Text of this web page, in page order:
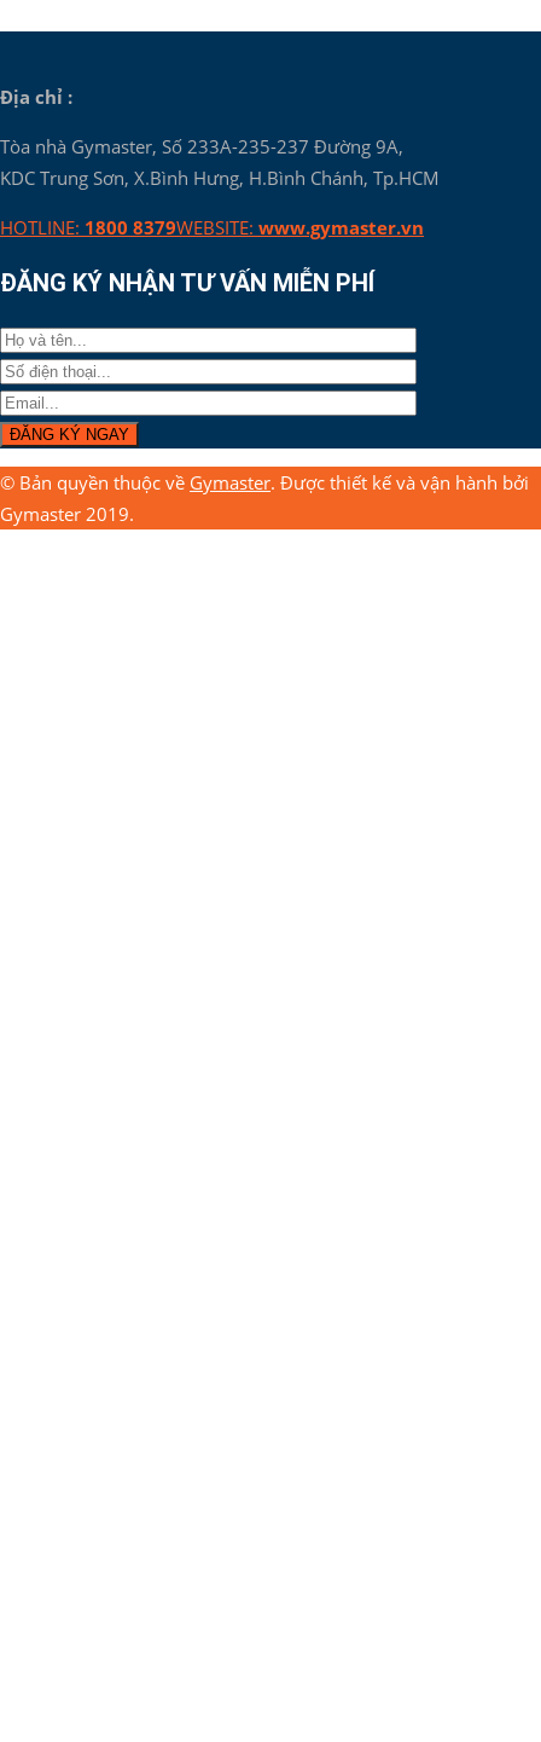
Địa chỉ :
Tòa nhà Gymaster, Số 233A-235-237 Đường 9A,
KDC Trung Sơn, X.Bình Hưng, H.Bình Chánh, Tp.HCM
HOTLINE: 1800 8379WEBSITE: www.gymaster.vn
ĐĂNG KÝ NHẬN TƯ VẤN MIỄN PHÍ
© Bản quyền thuộc về Gymaster. Được thiết kế và vận hành bởi
Gymaster 2019.